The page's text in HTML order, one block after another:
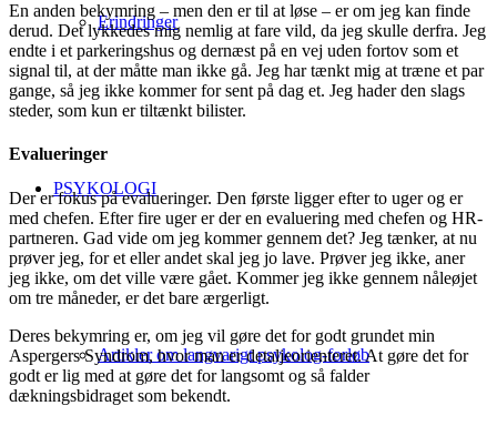
Erindringer
PSYKOLOGI
Artikler om langvarigt psykolog-forløb
En anden bekymring – men den er til at løse – er om jeg kan finde
derud. Det lykkedes mig nemlig at fare vild, da jeg skulle derfra. Jeg
endte i et parkeringshus og dernæst på en vej uden fortov som et
signal til, at der måtte man ikke gå. Jeg har tænkt mig at træne et par
gange, så jeg ikke kommer for sent på dag et. Jeg hader den slags
steder, som kun er tiltænkt bilister.
Evalueringer
Der er fokus på evalueringer. Den første ligger efter to uger og er
med chefen. Efter fire uger er der en evaluering med chefen og HR-
partneren. Gad vide om jeg kommer gennem det? Jeg tænker, at nu
prøver jeg, for et eller andet skal jeg jo lave. Prøver jeg ikke, aner
jeg ikke, om det ville være gået. Kommer jeg ikke gennem nåleøjet
om tre måneder, er det bare ærgerligt.
Deres bekymring er, om jeg vil gøre det for godt grundet min
Aspergers Syndrom, hvor man er detaljeorienteret. At gøre det for
godt er lig med at gøre det for langsomt og så falder
dækningsbidraget som bekendt.